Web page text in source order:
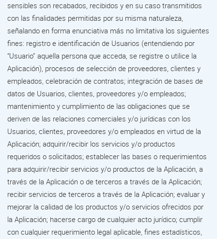
sensibles son recabados, recibidos y en su caso transmitidos
con las finalidades permitidas por su misma naturaleza,
señalando en forma enunciativa más no limitativa los siguientes
fines: registro e identificación de Usuarios (entendiendo por
“Usuario” aquella persona que acceda, se registre o utilice la
Aplicación), procesos de selección de proveedores, clientes y
empleados, celebración de contratos; integración de bases de
datos de Usuarios, clientes, proveedores y/o empleados;
mantenimiento y cumplimiento de las obligaciones que se
deriven de las relaciones comerciales y/o jurídicas con los
Usuarios, clientes, proveedores y/o empleados en virtud de la
Aplicación; adquirir/recibir los servicios y/o productos
requeridos o solicitados; establecer las bases o requerimientos
para adquirir/recibir servicios y/o productos de la Aplicación, a
través de la Aplicación o de terceros a través de la Aplicación;
recibir servicios de terceros a través de la Aplicación; evaluar y
mejorar la calidad de los productos y/o servicios ofrecidos por
la Aplicación; hacerse cargo de cualquier acto jurídico; cumplir
con cualquier requerimiento legal aplicable, fines estadísticos,